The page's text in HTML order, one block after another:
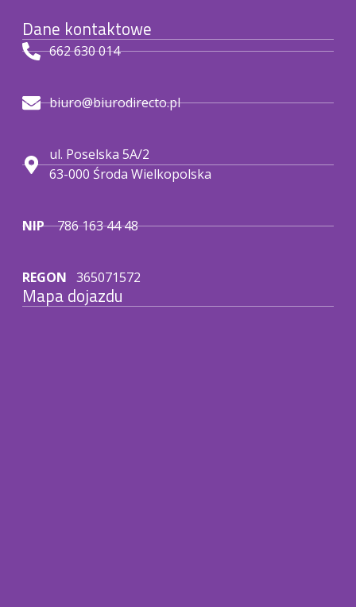
Dane kontaktowe
662 630 014
biuro@biurodirecto.pl
ul. Poselska 5A/2
63-000 Środa Wielkopolska
NIP786 163 44 48
REGON 365071572
Mapa dojazdu